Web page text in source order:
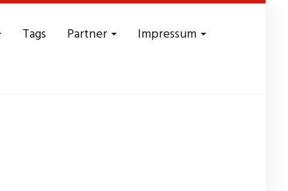
Tags Partner Impressum